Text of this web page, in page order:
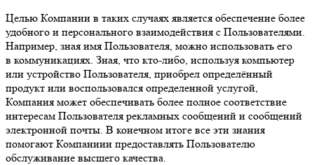
Целью Компании в таких случаях является обеспечение более
удобного и персонального взаимодействия с Пользователями.
Например, зная имя Пользователя, можно использовать его
в коммуникациях. Зная, что кто-либо, используя компьютер
или устройство Пользователя, приобрел определённый
продукт или воспользовался определенной услугой,
Компания может обеспечивать более полное соответствие
интересам Пользователя рекламных сообщений и сообщений
электронной почты. В конечном итоге все эти знания
помогают Компаниии предоставлять Пользователю
обслуживание высшего качества.